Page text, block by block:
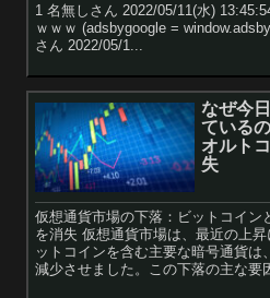
1 名無しさん 2022/05/11(水)
ｗｗｗ (adsbygoogle =
さん 2022/05/1...
なぜ今
ている
オルト
失
仮想通貨市場の下落：ビットコイン
を消失 仮想通貨市場は、最近の上
ットコインを含む主要な暗号通貨は
減少させました。この下落の主な要